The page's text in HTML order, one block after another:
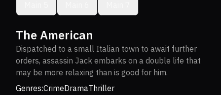
The American
Dispatched to a small Italian town to await further
orders, assassin Jack embarks on a double life that
may be more relaxing than is good for him.
Genres:CrimeDramaThriller